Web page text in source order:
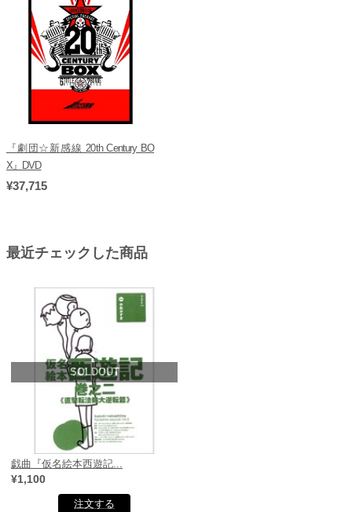
『劇団☆新感線 20th Century BO
X』DVD
¥37,715
最近チェックした商品
SOLDOUT
戯曲『仮名絵本西遊記...
¥1,100